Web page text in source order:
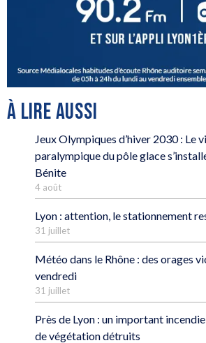
À LIRE AUSSI
Jeux Olympiques d’hiver 2030 : Le
paralympique du pôle glace
Bénite
4 août
Lyon : attention, le stationnement
31 juillet
Météo dans le Rhône : des orages
vendredi
31 juillet
Près de Lyon : un important
de végétation détruits